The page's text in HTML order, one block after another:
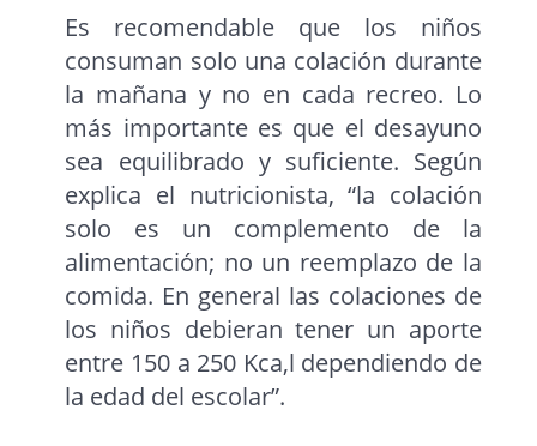
Es recomendable que los niños
consuman solo una colación durante
la mañana y no en cada recreo. Lo
más importante es que el desayuno
sea equilibrado y suficiente. Según
explica el nutricionista, “la colación
solo es un complemento de la
alimentación; no un reemplazo de la
comida. En general las colaciones de
los niños debieran tener un aporte
entre 150 a 250 Kca,l dependiendo de
la edad del escolar”.